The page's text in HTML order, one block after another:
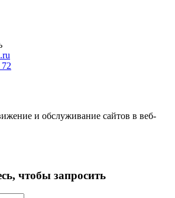
и обслуживание сайтов в веб-
чтобы запросить